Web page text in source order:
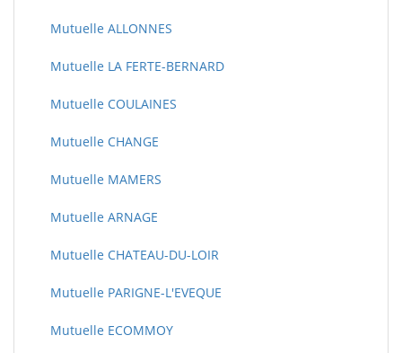
Mutuelle ALLONNES
Mutuelle LA FERTE-BERNARD
Mutuelle COULAINES
Mutuelle CHANGE
Mutuelle MAMERS
Mutuelle ARNAGE
Mutuelle CHATEAU-DU-LOIR
Mutuelle PARIGNE-L'EVEQUE
Mutuelle ECOMMOY